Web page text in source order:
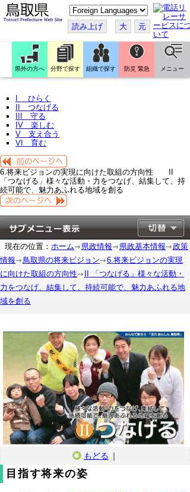
こ
の
ペ
ー
ジ
翻
訳
す
読み上げ 大 元
県外の方へ 分野で探す 組織で探す 防災 緊急 メニュー
I ひらく
II つなげる
III 守る
IV 楽しむ
V 支え合う
VI 育む
6.将来ビジョンの実現に向けた取組の方向性 II
「つなげる」様々な活動・力をつなげ、結集して、持
続可能で、魅力あふれる地域を創る
現在の位置： ホーム 県政情報 県政基本情報
政策
情報
鳥取県の将来ビジョン
6.将来ビジョンの実現
に向けた取組の方向性
II 「つなげる」様々な活動・
力をつなげ、結集して、持続可能で、魅力あふれる地
域を創る
もどる ｜
目指す将来の姿